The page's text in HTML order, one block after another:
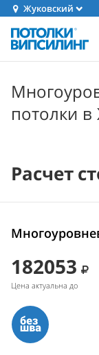
Жуковский
потолки
Расчет
182053
Цена актуальна до